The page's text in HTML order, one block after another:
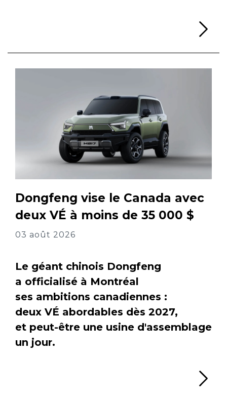
Dongfeng vise le Canada avec
deux VÉ à moins de 35 000 $
03 août 2026
Le géant chinois Dongfeng
a officialisé à Montréal
ses ambitions canadiennes :
deux VÉ abordables dès 2027,
et peut-être une usine d'assemblage
un jour.